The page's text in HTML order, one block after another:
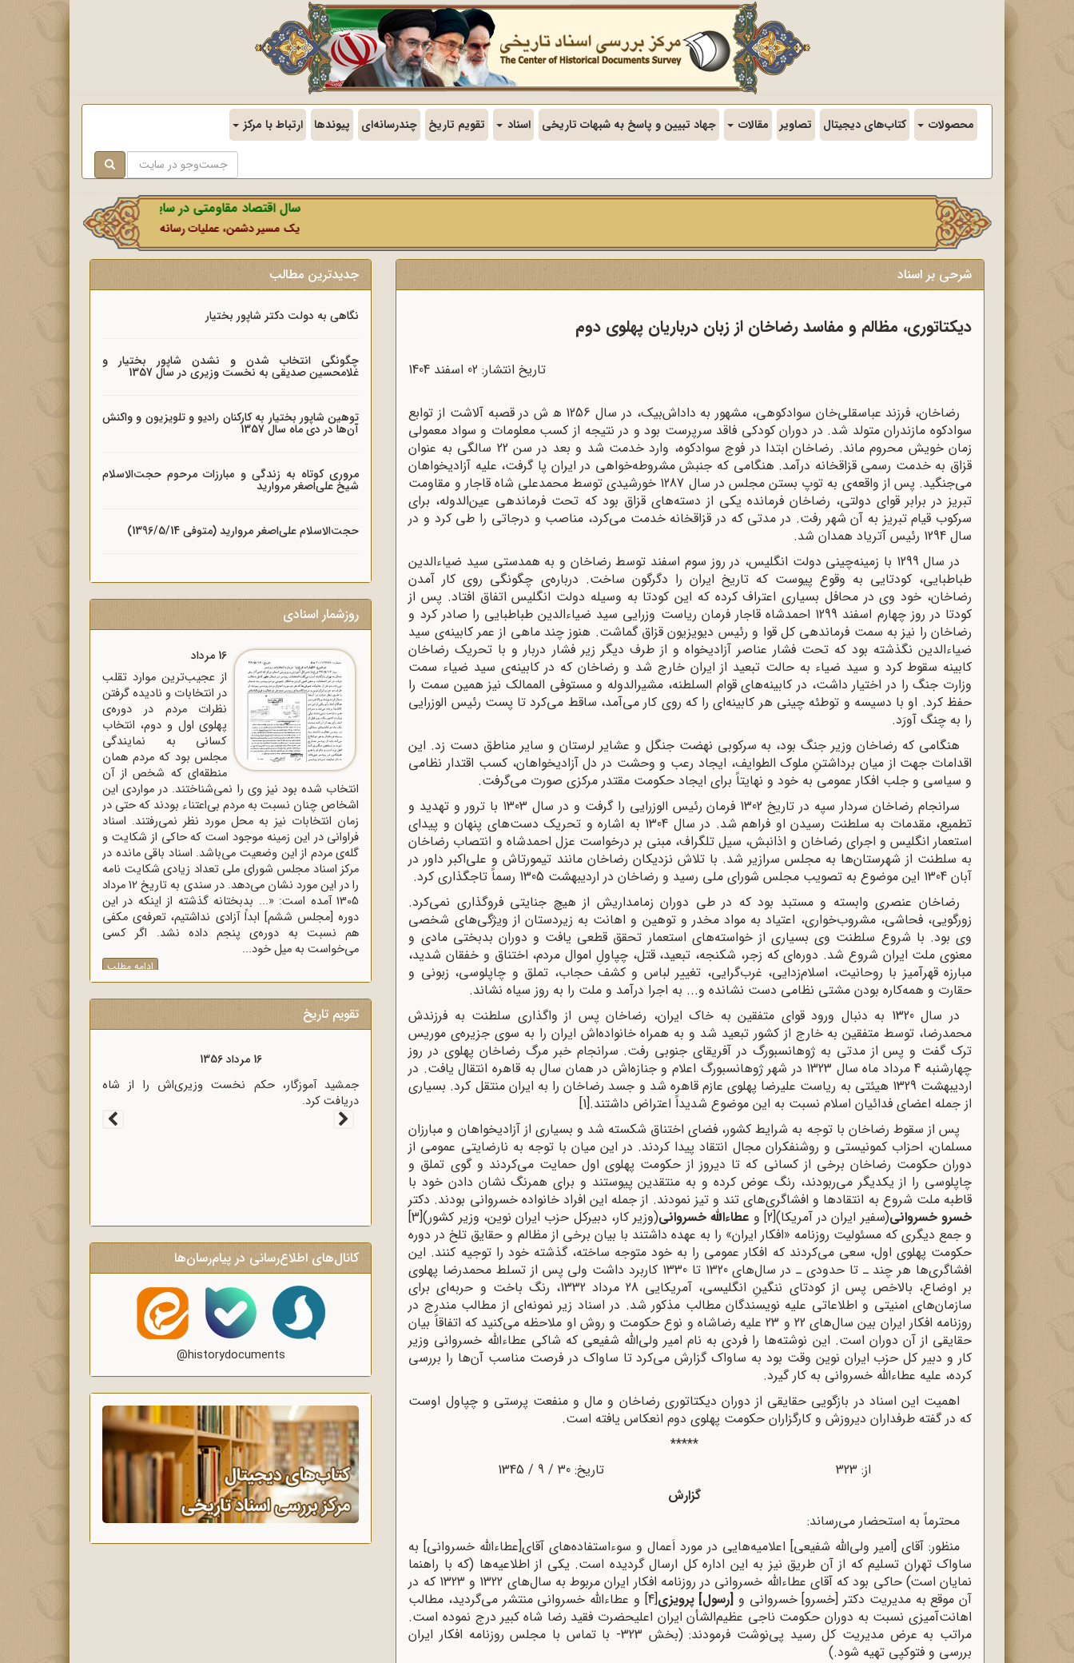
محصولات کتاب‌های دیجیتال تصاویر مقالات جهاد تبیین و پاسخ به شبهات تاریخی اسناد تقویم تاریخ چندرسانه‌ای پیوندها ارتباط با مرکز
سال اقتصاد مقاومتی در سایه وحدت ملی و امنیت ملی.
یک مسیر دشمن، عملیات رسانه‌ای او است که در این ایام بطور خاص
شرحی بر اسناد
دیکتاتوری، مظالم و مفاسد رضاخان از زبان درباریان پهلوی دوم
تاریخ انتشار: 02 اسفند 1404
رضاخان، فرزند عباسقلی‌خان سوادکوهی‌، مشهور به داداش‌بیک‌، در سال 1256 ﻫ ش در قصبه آلاشت از توابع
سوادکوه مازندران‌ متولد شد. در دوران کودکی فاقد سرپرست بود و در نتیجه از کسب معلومات و سواد معمولی
زمان خویش محروم ماند. رضاخان ابتدا در فوج سوادکوه‌، وارد خدمت شد و بعد در سن 22 سالگی به عنوان
قزاق به خدمت رسمی قزاقخانه درآمد. هنگامی که جنبش مشروطه‌خواهی در ایران پا گرفت‌، علیه آزادیخواهان
می‌جنگید. پس از واقعه‌ی به توپ بستن مجلس در سال 1287 خورشیدی توسط محمدعلی شاه قاجار و مقاومت
تبریز در برابر قوای دولتی‌، رضاخان فرمانده یکی از دسته‌های قزاق بود که تحت فرماندهی عین‌الدوله‌، برای
سرکوب قیام تبریز به آن شهر رفت‌. در مدتی که در قزاقخانه خدمت می‌کرد، مناصب و درجاتی را طی کرد و در
سال 1294 رئیس آتریاد همدان شد.
در سال 1299 با زمینه‌چینی دولت انگلیس‌، در روز سوم اسفند توسط رضاخان و به همدستی سید ضیاءالدین
طباطبایی‌، کودتایی به وقوع پیوست که تاریخ ایران را دگرگون ساخت‌. درباره‌ی چگونگی روی کار آمدن
رضاخان‌، خود وی در محافل بسیاری اعتراف کرده که این کودتا به وسیله دولت انگلیس اتفاق افتاد. پس از
کودتا در روز چهارم اسفند 1299 احمدشاه قاجار فرمان ریاست وزرایی سید ضیاءالدین طباطبایی را صادر کرد و
رضاخان را نیز به سمت فرماندهی کل قوا و رئیس دیویزیون قزاق گماشت‌. هنوز چند ماهی از عمر کابینه‌ی سید
ضیاءالدین نگذشته بود که تحت فشار عناصر آزادیخواه و از طرف دیگر زیر فشار دربار و با تحریک رضاخان
کابینه سقوط کرد و سید ضیاء به حالت تبعید از ایران خارج شد و رضاخان که در کابینه‌ی سید ضیاء سمت
وزارت جنگ را در اختیار داشت‌، در کابینه‌های قوام السلطنه‌، مشیرالدوله و مستوفی الممالک نیز همین سمت را
حفظ کرد. او با دسیسه و توطئه چینی هر کابینه‌ای را که روی کار می‌آمد، ساقط می‌کرد تا پست رئیس الوزرایی
را به چنگ آورَد.
هنگامی که رضاخان وزیر جنگ بود، به سرکوبی نهضت جنگل و عشایر لرستان و سایر مناطق دست زد. این
اقدامات جهت از میان برداشتنِ ملوک الطوایف، ایجاد رعب و وحشت در دل آزادیخواهان، کسب اقتدار نظامی
و سیاسی و جلب افکار عمومی به خود و نهایتاً برای ایجاد حکومت مقتدر مرکزی صورت می‌گرفت.
سرانجام رضاخان سردار سپه در تاریخ 1302 فرمان رئیس الوزرایی را گرفت و در سال 1303 با ترور و تهدید و
تطمیع، مقدمات به سلطنت رسیدن او فراهم شد. در سال 1304 به اشاره و تحریک دست‌های پنهان و پیدای
استعمار انگلیس و اجرای رضاخان و اذانبش، سیل تلگراف، مبنی بر درخواست عزل احمدشاه و انتصاب رضاخان
به سلطنت از شهرستان‌ها به مجلس سرازیر شد. با تلاش نزدیکان رضاخان مانند تیمورتاش و علی‌اکبر داور در
آبان 1304 این موضوع به تصویب مجلس شورای ملی رسید و رضاخان در اردیبهشت 1305 رسماً تاجگذاری کرد.
رضاخان عنصری وابسته و مستبد بود که در طی دوران زمامداریش از هیچ جنایتی فروگذاری نمی‌کرد.
زورگویی، فحاشی، مشروب‌خواری، اعتیاد به مواد مخدر و توهین و اهانت به زیردستان از ویژگی‌های شخصی
وی بود. با شروع سلطنت وی بسیاری از خواسته‌های استعمار تحقق قطعی یافت و دوران بدبختی مادی و
معنوی ملت ایران شروع شد. دوره‌ای که زجر، شکنجه، تبعید، قتل، چپاولِ اموال مردم، اختناق و خفقان شدید،
مبارزه قهرآمیز با روحانیت، اسلام‌زدایی، غرب‌گرایی، تغییر لباس و کشف حجاب، تملق و چاپلوسی، زبونی و
حقارت و همه‌کاره بودن مشتی نظامی دست نشانده و... به اجرا درآمد و ملت را به روز سیاه نشاند.
در سال 1320 به دنبال ورود قوای متفقین به خاک ایران، رضاخان پس از واگذاری سلطنت به فرزندش
محمدرضا، توسط متفقین به خارج از کشور تبعید شد و به همراه خانواده‌اش ایران را به سوی جزیره‌ی موریس
ترک گفت و پس از مدتی به ژوهانسبورگ در آفریقای جنوبی رفت‌. سرانجام خبر مرگ رضاخان پهلوی در روز
چهارشنبه 4 مرداد ماه سال 1323 در شهر ژوهانسبورگ اعلام و جنازه‌اش در همان سال به قاهره انتقال یافت‌. در
اردیبهشت 1329 هیئتی به ریاست علیرضا پهلوی عازم قاهره شد و جسد رضاخان را به ایران منتقل کرد. بسیاری
از جمله اعضای فدائیان اسلام نسبت به این موضوع شدیداً اعتراض داشتند.[1]
پس از سقوط رضاخان با توجه به شرایط کشور، فضای اختناق شکسته شد و بسیاری از آزادیخواهان و مبارزان
مسلمان، احزاب کمونیستی و روشنفکران مجال انتقاد پیدا کردند. در این میان با توجه به نارضایتی عمومی از
دوران حکومت رضاخان برخی از کسانی که تا دیروز از حکومت پهلوی اول حمایت می‌کردند و گوی تملق و
چاپلوسی را از یکدیگر می‌ربودند، رنگ عوض کرده و به منتقدین پیوستند و برای همرنگ نشان دادن خود با
قاطبه ملت شروع به انتقادها و افشاگری‌های تند و تیز نمودند. از جمله این افراد خانواده خسروانی بودند. دکتر
خسرو خسروانی(سفیر ایران در آمریکا)[2] و عطاءالله خسروانی(وزیر کار، دبیرکل حزب ایران نوین، وزیر کشور)[3]
و جمع دیگری که مسئولیت روزنامه «افکار ایران» را به عهده داشتند با بیان برخی از مظالم و حقایق تلخ در دوره
حکومت پهلوی اول، سعی می‌کردند که افکار عمومی را به خود متوجه ساخته، گذشته خود را توجیه کنند. این
افشاگری‌ها هر چند ـ تا حدودی ـ در سال‌های 1320 تا 1330 کاربرد داشت ولی پس از تسلط محمدرضا پهلوی
بر اوضاع، بالاخص پس از کودتای ننگینِ انگلیسی، آمریکایی 28 مرداد 1332، رنگ باخت و حربه‌ای برای
سازمان‌های امنیتی و اطلاعاتی علیه نویسندگان مطالب مذکور شد. در اسناد زیر نمونه‌ای از مطالب مندرج در
روزنامه افکار ایران بین سال‌های 22 و 23 علیه رضاشاه و نوع حکومت و روش او ملاحظه می‌کنید که اتفاقاً بیان
حقایقی از آن دوران است. این نوشته‌ها را فردی به نام امیر ولی‌الله شفیعی که شاکی عطاءالله خسروانی وزیر
کار و دبیر کل حزب ایران نوین وقت بود به ساواک گزارش می‌کرد تا ساواک در فرصت مناسب آن‌ها را بررسی
کرده، علیه عطاءالله خسروانی به کار گیرد.
اهمیت این اسناد در بازگویی حقایقی از دوران دیکتاتوری رضاخان و مال و منفعت پرستی و چپاول اوست
که در گفته طرفداران دیروزش و کارگزاران حکومت پهلوی دوم انعکاس یافته است.
*****
از: 323 تاریخ: 30 / 9 / 1345
گزارش
محترماً به استحضار می‌رساند:
منظور: آقای [امیر ولی‌الله شفیعی] اعلامیه‌هایی در مورد اَعمال و سوءاستفاده‌های آقای[عطاءالله خسروانی] به
ساواک تهران تسلیم که از آن طریق نیز به این اداره کل ارسال گردیده است. یکی از اطلاعیه‌ها (که با راهنما
نمایان است) حاکی بود که آقای عطاءالله خسروانی در روزنامه افکار ایران مربوط به سال‌های 1322 و 1323 که در
آن موقع به مدیریت دکتر [خسرو] خسروانی و [رسول] پرویزی[4]
و عطاءالله خسروانی منتشر می‌گردید، مطالب
اهانت‌آمیزی نسبت به دوران حکومت ناجی عظیم‌الشأن ایران اعلیحضرت فقید رضا شاه کبیر درج نموده است.
مراتب به عرض مدیریت کل رسید پی‌نوشت فرمودند: (بخش 323- با تماس با مجلس روزنامه افکار ایران
بررسی و فتوکپی تهیه شود.)
جدیدترین مطالب
نگاهی به دولت دکتر شاپور بختیار
چگونگی انتخاب شدن و نشدن شاپور بختیار و
غلامحسین صدیقی به نخست وزیری در سال 1357
توهین شاپور بختیار به کارکنان رادیو و تلویزیون و واکنش
آن‌ها در دی ماه سال 1357
مروری کوتاه به زندگی و مبارزات مرحوم حجت‌الاسلام
شیخ علی‌اصغر مروارید
حجت‌الاسلام علی‌اصغر مروارید (متوفی 1396/5/14)
روزشمار اسنادی
16 مرداد
از عجیب‌ترین موارد تقلب
در انتخابات و نادیده گرفتن
نظرات مردم در دوره‌ی
پهلوی اول و دوم، انتخاب
کسانی به نمایندگی
مجلس بود که مردم همان
منطقه‌ای که شخص از آن
انتخاب شده بود نیز وی را نمی‌شناختند. در مواردی این
اشخاص چنان نسبت به مردم بی‌اعتناء بودند که حتی در
زمان انتخابات نیز به محل مورد نظر نمی‌رفتند. اسناد
فراوانی در این زمینه موجود است که حاکی از شکایت و
گله‌ی مردم از این وضعیت می‌باشد. اسناد باقی مانده در
مرکز اسناد مجلس شورای ملی تعداد زیادی شکایت نامه
را در این مورد نشان می‌دهد. در سندی به تاریخ 12 مرداد
1305 آمده است: «... بدبختانه گذشته از اینکه در این
دوره [مجلس ششم] ابداً آزادی نداشتیم، تعرفه‌ی مکفی
هم نسبت به دوره‌ی پنجم داده نشد. اگر کسی
می‌خواست به میل خود...
ادامه مطلب
تقویم تاریخ
16 مرداد 1357
آغاز سخنرانی‌های انتقادی و روشنگر وعاظ در لبیک به
پیام امام به وعاظ و روحانیون برای روشنگری و
آگاه‌سازی در منبرهای ماه رمضان.
کانال‌های اطلاع‌رسانی در پیام‌رسان‌ها
@historydocuments